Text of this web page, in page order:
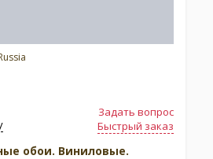
Задать вопрос
Быстрый заказ
обои. Виниловые.